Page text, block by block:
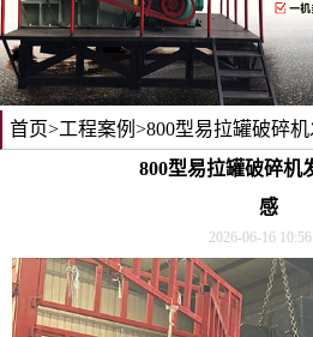
首页>工程案例 >800型易拉罐破碎
800型易拉罐破碎机
感
2026-06-16